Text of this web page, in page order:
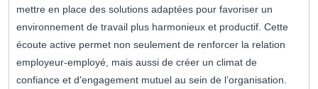
mettre en place des solutions adaptées pour favoriser un
environnement de travail plus harmonieux et productif. Cette
écoute active permet non seulement de renforcer la relation
employeur-employé, mais aussi de créer un climat de
confiance et d’engagement mutuel au sein de l’organisation.